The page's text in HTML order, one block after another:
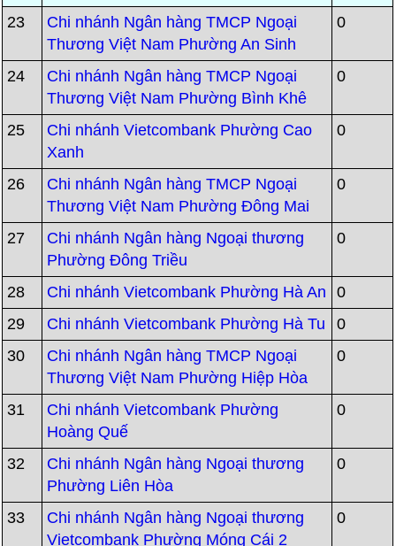
23
Chi nhánh Ngân hàng TMCP Ngoại
Thương Việt Nam Phường An Sinh
0
24
Chi nhánh Ngân hàng TMCP Ngoại
Thương Việt Nam Phường Bình Khê
0
25
Chi nhánh Vietcombank Phường Cao
Xanh
0
26
Chi nhánh Ngân hàng TMCP Ngoại
Thương Việt Nam Phường Đông Mai
0
27
Chi nhánh Ngân hàng Ngoại thương
Phường Đông Triều
0
28 Chi nhánh Vietcombank Phường Hà An
0
29
Chi nhánh Vietcombank Phường Hà Tu
0
30
Chi nhánh Ngân hàng TMCP Ngoại
Thương Việt Nam Phường Hiệp Hòa
0
31
Chi nhánh Vietcombank Phường
Hoàng Quế
0
32
Chi nhánh Ngân hàng Ngoại thương
Phường Liên Hòa
0
33
Chi nhánh Ngân hàng Ngoại thương
Vietcombank Phường Móng Cái 2
0